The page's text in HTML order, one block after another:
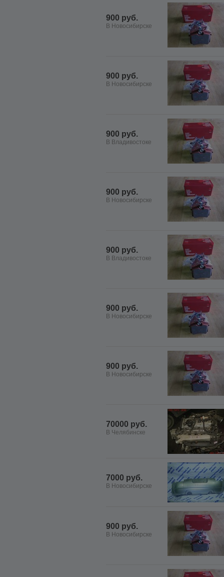
900 руб.
В Новосибирске
900 руб.
В Новосибирске
900 руб.
В Владивостоке
900 руб.
В Новосибирске
900 руб.
В Владивостоке
900 руб.
В Новосибирске
900 руб.
В Новосибирске
70000 руб.
В Челябинске
7000 руб.
В Новосибирске
900 руб.
В Новосибирске